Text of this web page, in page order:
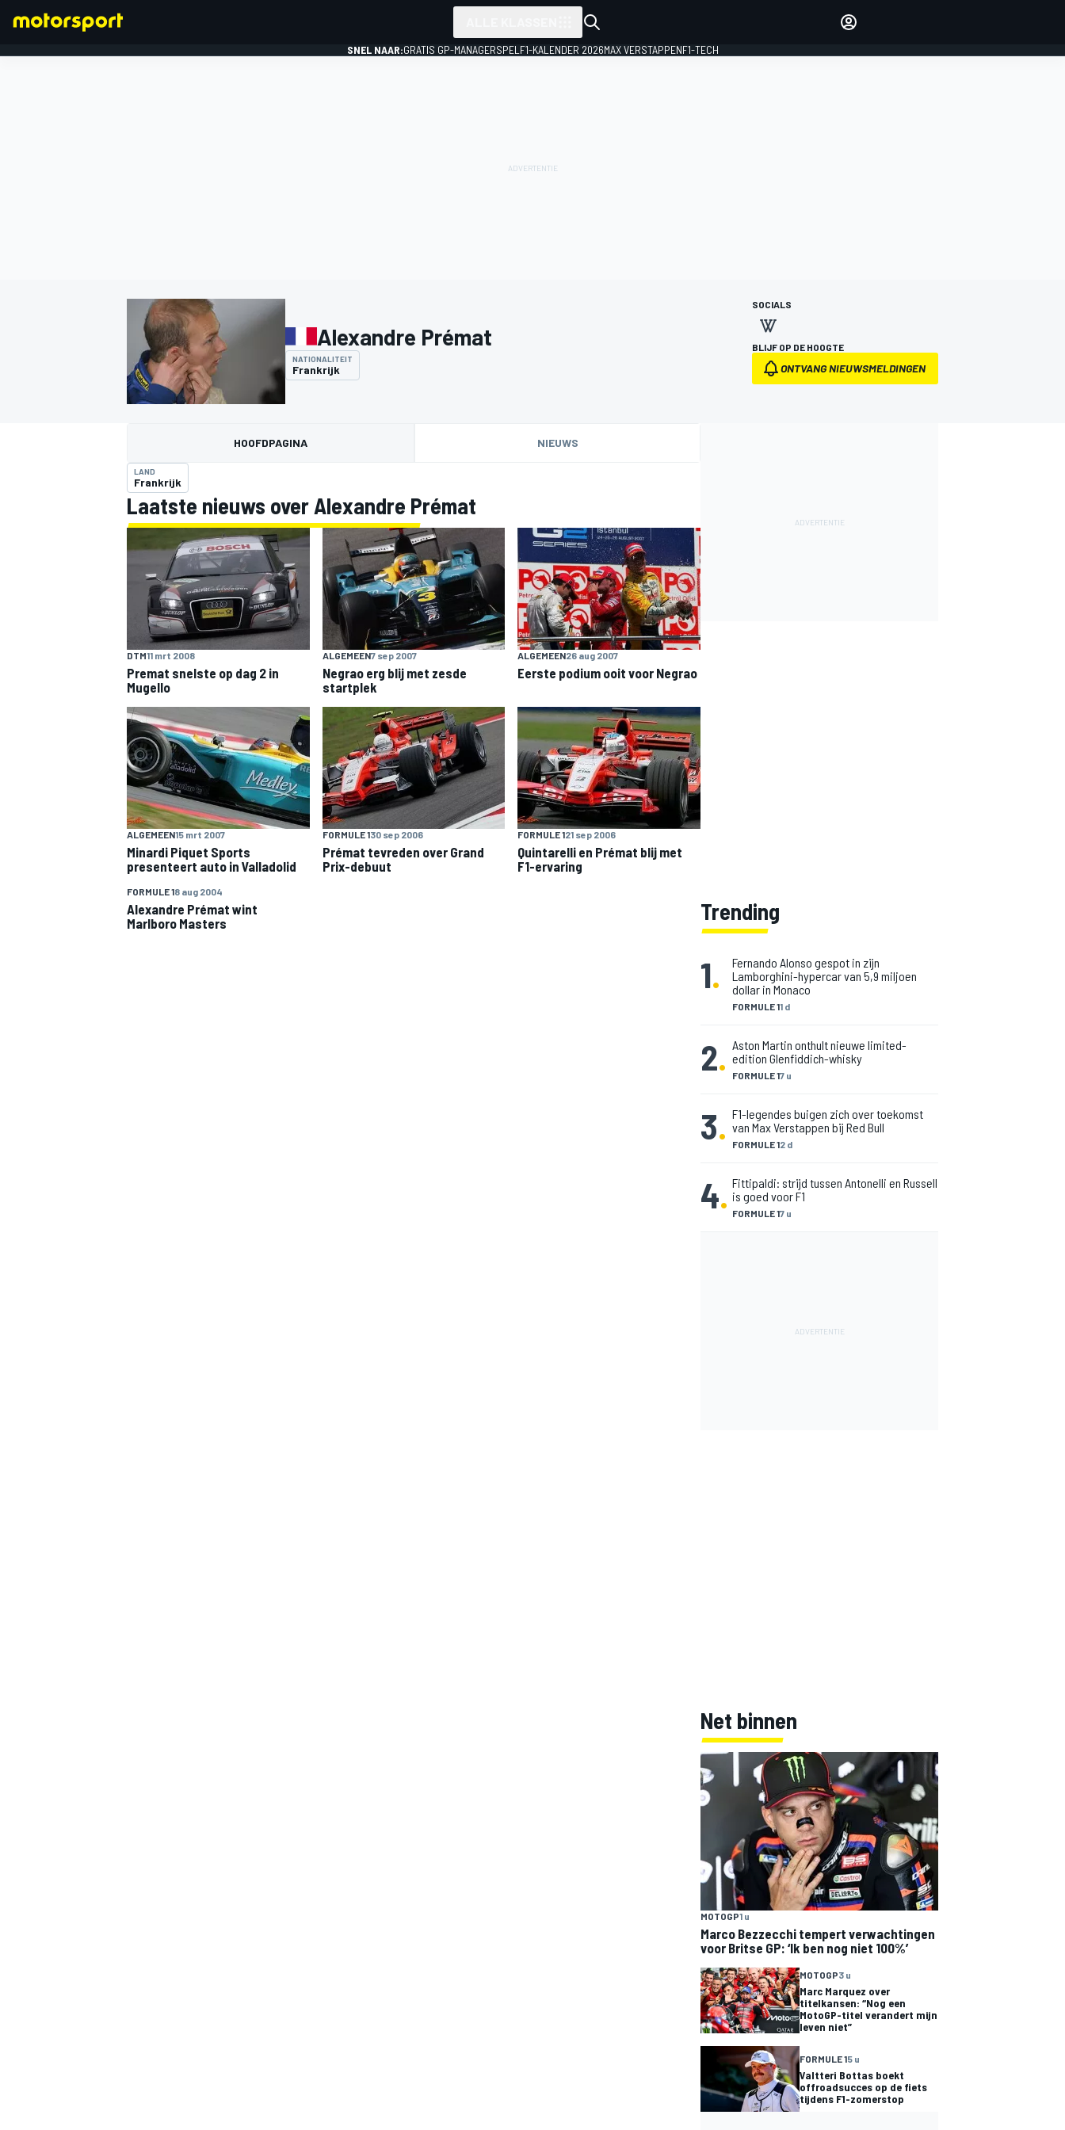
MOTOGP
INDYCAR
SNEL NAAR:GRATIS GP-MANAGERSPEL F1-KALENDER 2026MAX VERSTAPPENF1-TECH
Alexandre Prémat
NATIONALITEIT
Frankrijk
SOCIALS
BLIJF OP DE HOOGTE
ONTVANG NIEUWSMELDINGEN
HOOFDPAGINA NIEUWS
LAND
Frankrijk
Laatste nieuws over Alexandre Prémat
DTM11 mrt 2008
Premat snelste op dag 2 in
Mugello
ALGEMEEN7 sep 2007
Negrao erg blij met zesde
startplek
ALGEMEEN26 aug 2007
Eerste podium ooit voor Negrao
ALGEMEEN15 mrt 2007
Minardi Piquet Sports
presenteert auto in Valladolid
FORMULE 130 sep 2006
Prémat tevreden over Grand
Prix-debuut
FORMULE 121 sep 2006
Quintarelli en Prémat blij met
F1-ervaring
FORMULE 18 aug 2004
Alexandre Prémat wint
Marlboro Masters
Trending
1.
FORMULE 11 d
Fernando Alonso gespot in zijn
Lamborghini-hypercar van 5,9 miljoen
dollar in Monaco
2. FORMULE 17 u
Aston Martin onthult nieuwe limited-
edition Glenfiddich-whisky
3. FORMULE 12 d
F1-legendes buigen zich over toekomst
van Max Verstappen bij Red Bull
4. FORMULE 17 u
Fittipaldi: strijd tussen Antonelli en Russell
is goed voor F1
Net binnen
MOTOGP1 u
Marco Bezzecchi tempert verwachtingen
voor Britse GP: ‘Ik ben nog niet 100%’
MOTOGP3 u
Marc Marquez over
titelkansen: “Nog een
MotoGP-titel verandert mijn
leven niet”
FORMULE 15 u
Valtteri Bottas boekt
offroadsucces op de fiets
tijdens F1-zomerstop